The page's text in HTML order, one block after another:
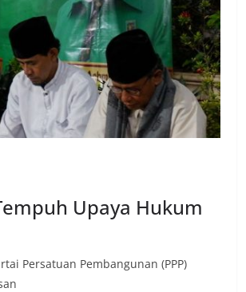
Upaya Hukum
Persatuan Pembangunan (PPP)